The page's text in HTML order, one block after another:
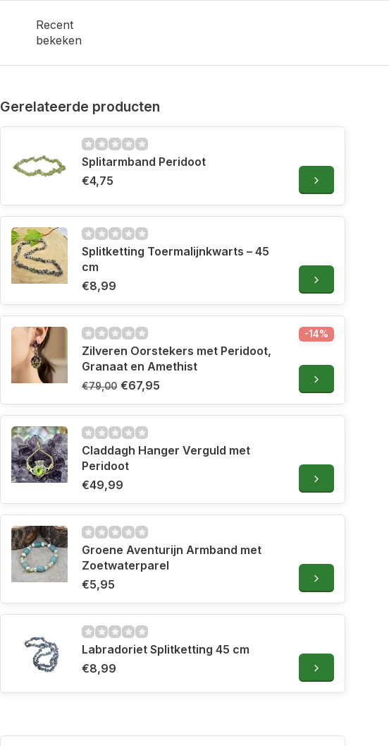
Recent
bekeken
Gerelateerde producten
Splitarmband Peridoot
€4,75
Splitketting Toermalijnkwarts – 45
cm
€8,99
Zilveren Oorstekers met Peridoot,
Granaat en Amethist
€79,00 €67,95
-14%
Claddagh Hanger Verguld met
Peridoot
€49,99
Groene Aventurijn Armband met
Zoetwaterparel
€5,95
Labradoriet Splitketting 45 cm
€8,99